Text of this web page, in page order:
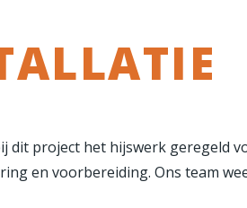
dit project het hijswerk geregeld
en voorbereiding. Ons team